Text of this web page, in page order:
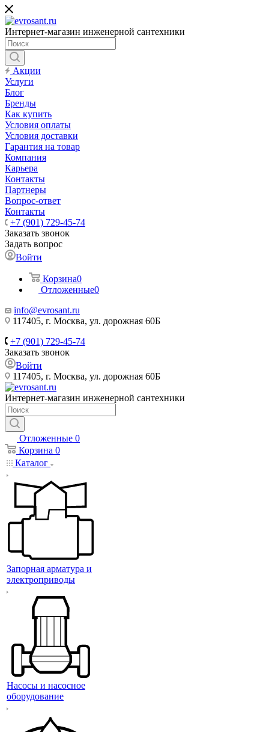
Интернет-магазин инженерной сантехники
Акции
Услуги
Блог
Бренды
Как купить
Условия оплаты
Условия доставки
Гарантия на товар
Компания
Карьера
Контакты
Партнеры
Вопрос-ответ
Контакты
+7 (901) 729-45-74
Заказать звонок
Задать вопрос
Войти
Корзина0
Отложенные0
info@evrosant.ru
117405, г. Москва, ул. дорожная 60Б
+7 (901) 729-45-74
Заказать звонок
Войти
117405, г. Москва, ул. дорожная 60Б
Интернет-магазин инженерной сантехники
Отложенные 0
Корзина 0
Каталог
Запорная арматура и
электроприводы
Насосы и насосное
оборудование